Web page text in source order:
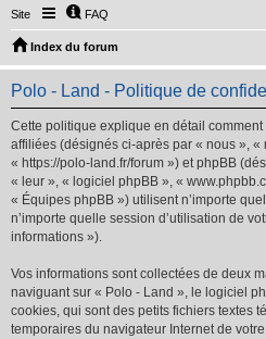
Site FAQ
Index du forum
Polo - Land - Politique de
Cette politique explique en détail
affiliées (désignés ci-après par « nous », «
« https://polo-land.fr/forum ») et phpBB
« leur », « logiciel phpBB », «
« Équipes phpBB ») utilisent n’importe
n’importe quelle session d’utilisation de
informations »).
Vos informations sont collectées de deux
naviguant sur « Polo - Land », le logiciel
cookies, qui sont des petits fichiers textes
temporaires du navigateur Internet de